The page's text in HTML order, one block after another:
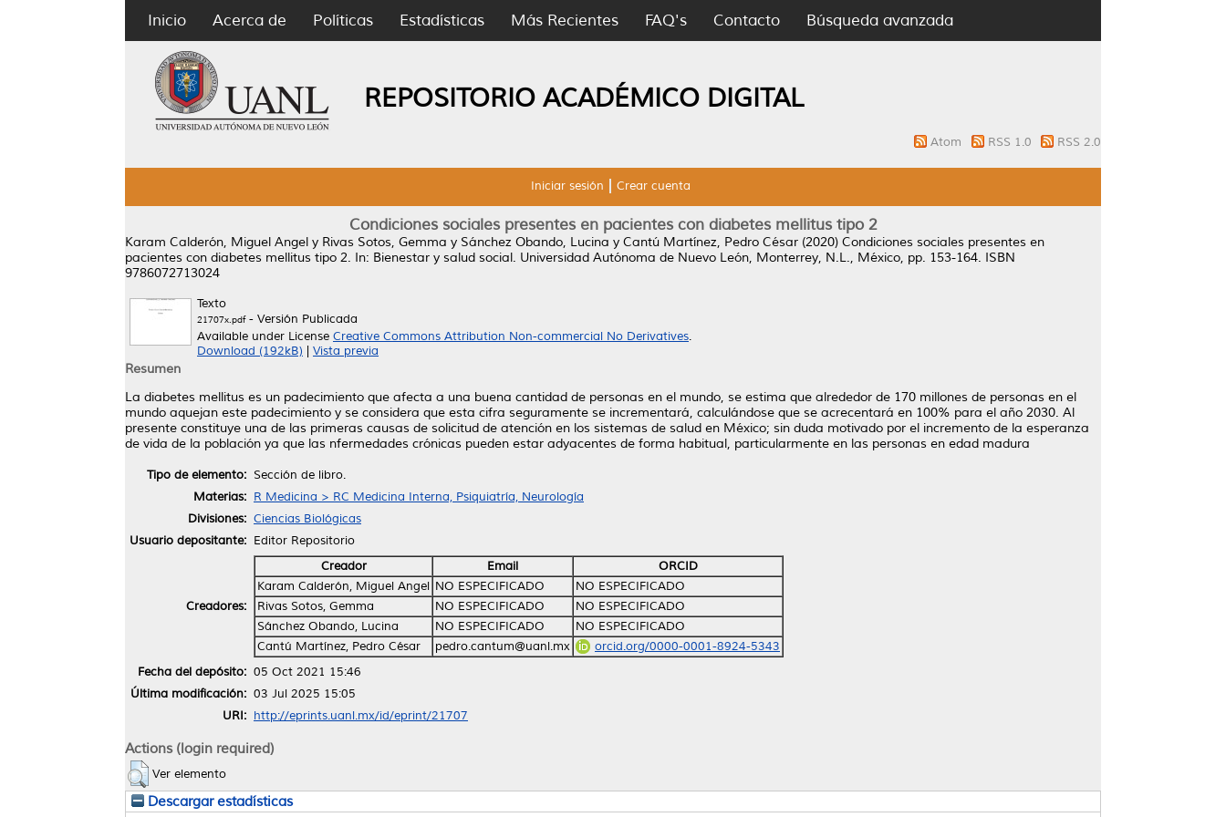
Inicio Acerca de Políticas Estadísticas Más Recientes FAQ's Contacto Búsqueda avanzada
REPOSITORIO ACADÉMICO DIGITAL
Atom RSS 1.0 RSS 2.0
Iniciar sesión Crear cuenta
Condiciones sociales presentes en pacientes con diabetes mellitus tipo 2
Karam Calderón, Miguel Angel y Rivas Sotos, Gemma y Sánchez Obando, Lucina y Cantú Martínez, Pedro César (2020) Condiciones sociales presentes en
pacientes con diabetes mellitus tipo 2. In: Bienestar y salud social. Universidad Autónoma de Nuevo León, Monterrey, N.L., México, pp. 153-164. ISBN
9786072713024
Texto
21707x.pdf- Versión Publicada
Available under License Creative Commons Attribution Non-commercial No Derivatives.
Download (192kB)
Vista previa
Resumen
La diabetes mellitus es un padecimiento que afecta a una buena cantidad de personas en el mundo, se estima que alrededor de 170 millones de personas en el
mundo aquejan este padecimiento y se considera que esta cifra seguramente se incrementará, calculándose que se acrecentará en 100% para el año 2030. Al
presente constituye una de las primeras causas de solicitud de atención en los sistemas de salud en México; sin duda motivado por el incremento de la esperanza
de vida de la población ya que las nfermedades crónicas pueden estar adyacentes de forma habitual, particularmente en las personas en edad madura
Tipo de elemento: Sección de libro.
Materias: R Medicina > RC Medicina Interna, Psiquiatría, Neurología
Divisiones: Ciencias Biológicas
Usuario depositante: Editor Repositorio
Creadores:
Creador Email
ORCID
Karam Calderón, Miguel Angel NO ESPECIFICADO
NO ESPECIFICADO
Rivas Sotos, Gemma
NO ESPECIFICADO
NO ESPECIFICADO
Sánchez Obando, Lucina
NO ESPECIFICADO
NO ESPECIFICADO
Cantú Martínez, Pedro César
pedro.cantum@uanl.mx
orcid.org/0000-0001-8924-5343
Fecha del depósito: 05 Oct 2021 15:46
Última modificación: 03 Jul 2025 15:05
URI: http://eprints.uanl.mx/id/eprint/21707
Actions (login required)
Ver elemento
Descargar estadísticas